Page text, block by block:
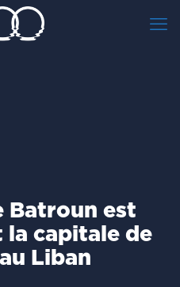
Batroun est
capitale de
Liban